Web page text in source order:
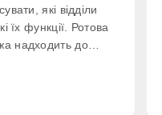
які відділи
їх функції. Ротова
надходить до
поживних
етапами.